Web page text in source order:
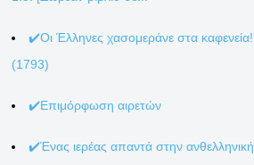
✔️Οι Έλληνες χασομεράνε στα καφενεία!
(1793)
✔️Επιμόρφωση αιρετών
✔️Ένας ιερέας απαντά στην ανθελληνική